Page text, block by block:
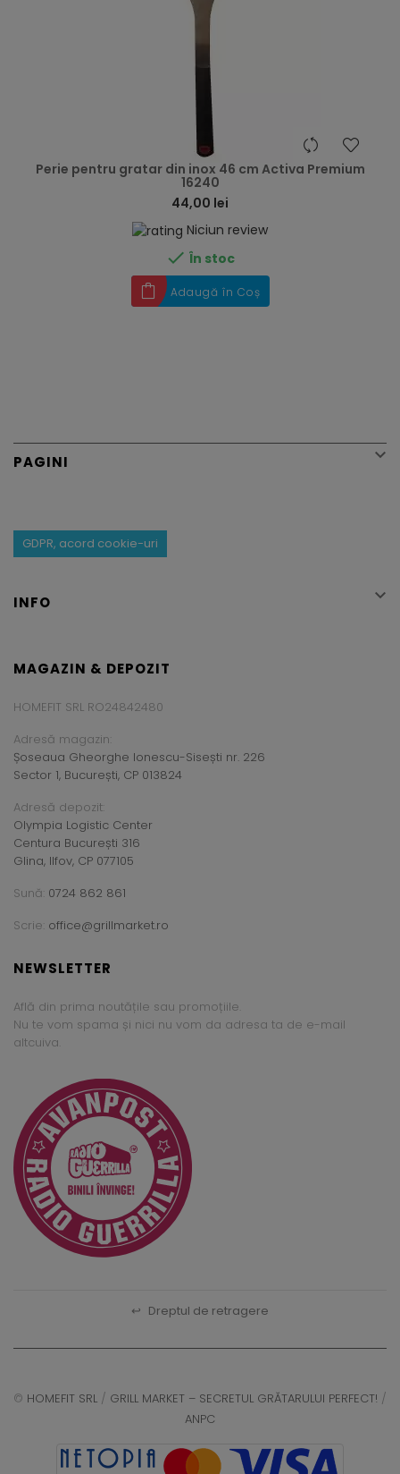
Perie pentru gratar din inox 46 cm Activa Premium
16240
44,00 lei
Niciun review
 În stoc
Adaugă în Coș
PAGINI 
GDPR, acord cookie-uri
INFO 
MAGAZIN & DEPOZIT
HOMEFIT SRL RO24842480
Adresă magazin:
Șoseaua Gheorghe Ionescu-Sisești nr. 226
Sector 1, București, CP 013824
Adresă depozit:
Olympia Logistic Center
Centura București 316
Glina, Ilfov, CP 077105
Sună: 0724 862 861
Scrie: office@grillmarket.ro
NEWSLETTER
Află din prima noutățile sau promoțiile.
Nu te vom spama și nici nu vom da adresa ta de e-mail
altcuiva.
↩ Dreptul de retragere
© HOMEFIT SRL / GRILL MARKET – SECRETUL GRĂTARULUI PERFECT! /
ANPC